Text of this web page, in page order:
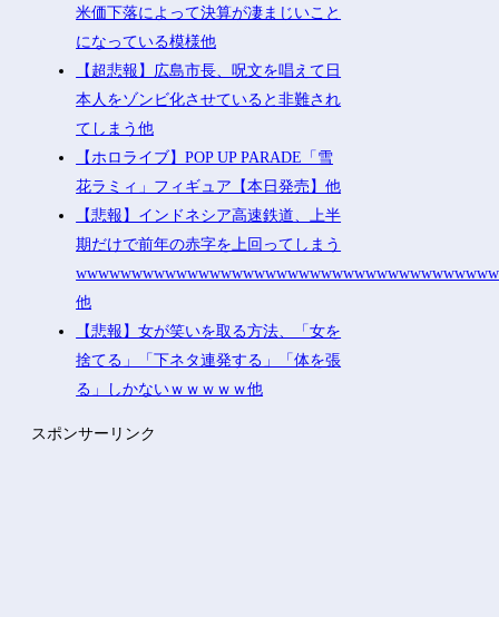
米価下落によって決算が凄まじいこと
になっている模様他
【超悲報】広島市長、呪文を唱えて日
本人をゾンビ化させていると非難され
てしまう他
【ホロライブ】POP UP PARADE「雪
花ラミィ」フィギュア【本日発売】他
【悲報】インドネシア高速鉄道、上半
期だけで前年の赤字を上回ってしまう
他
【悲報】女が笑いを取る方法、「女を
捨てる」「下ネタ連発する」「体を張
る」しかないｗｗｗｗｗ他
スポンサーリンク